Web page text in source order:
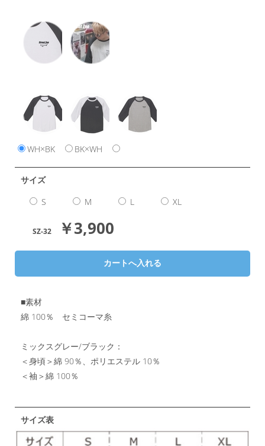
WH×BK
BK×WH
サイズ
S M L XL
SZ-32 ￥3,900
■素材
綿 100％ セミコーマ糸
ミックスグレー/ブラック：
＜身頃＞綿 90％、ポリエステル 10％
＜袖＞綿 100％
サイズ表